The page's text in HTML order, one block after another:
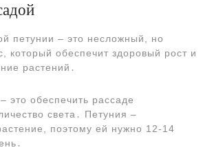
петунии ‒ это несложный, но
который обеспечит здоровый рост и
растений․
это обеспечить рассаде
света․ Петуния ‒
поэтому ей нужно 12-14